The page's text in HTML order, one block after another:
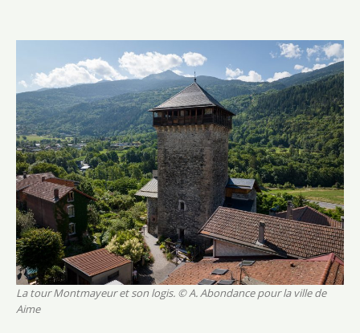
La tour Montmayeur et son logis. © A. Abondance pour la ville de
Aime